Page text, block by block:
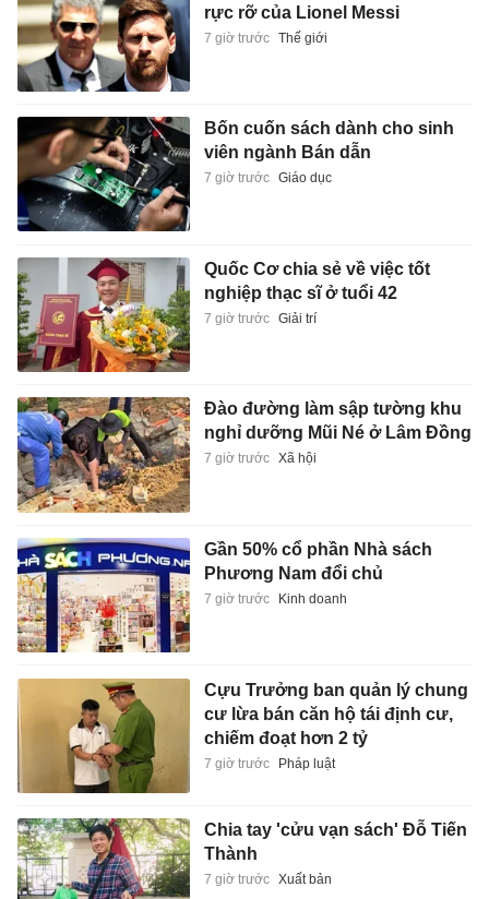
rực rỡ của Lionel Messi
7 giờ trước Thế giới
Bốn cuốn sách dành cho sinh
viên ngành Bán dẫn
7 giờ trước Giáo dục
Quốc Cơ chia sẻ về việc tốt
nghiệp thạc sĩ ở tuổi 42
7 giờ trước Giải trí
Đào đường làm sập tường khu
nghỉ dưỡng Mũi Né ở Lâm Đồng
7 giờ trước Xã hội
Gần 50% cổ phần Nhà sách
Phương Nam đổi chủ
7 giờ trước Kinh doanh
Cựu Trưởng ban quản lý chung
cư lừa bán căn hộ tái định cư,
chiếm đoạt hơn 2 tỷ
7 giờ trước Pháp luật
Chia tay 'cửu vạn sách' Đỗ Tiến
Thành
7 giờ trước Xuất bản